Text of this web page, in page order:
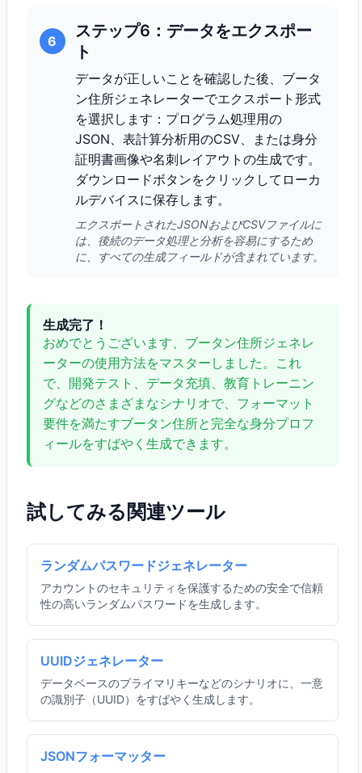
6
ステップ6：データをエクスポー
ト
データが正しいことを確認した後、ブータ
ン住所ジェネレーターでエクスポート形式
を選択します：プログラム処理用の
JSON、表計算分析用のCSV、または身分
証明書画像や名刺レイアウトの生成です。
ダウンロードボタンをクリックしてローカ
ルデバイスに保存します。
エクスポートされたJSONおよびCSVファイルに
は、後続のデータ処理と分析を容易にするため
に、すべての生成フィールドが含まれています。
生成完了！
おめでとうございます、ブータン住所ジェネレ
ーターの使用方法をマスターしました。これ
で、開発テスト、データ充填、教育トレーニン
グなどのさまざまなシナリオで、フォーマット
要件を満たすブータン住所と完全な身分プロフ
ィールをすばやく生成できます。
試してみる関連ツール
ランダムパスワードジェネレーター
アカウントのセキュリティを保護するための安全で信頼
性の高いランダムパスワードを生成します。
UUIDジェネレーター
データベースのプライマリキーなどのシナリオに、一意
の識別子（UUID）をすばやく生成します。
JSONフォーマッター